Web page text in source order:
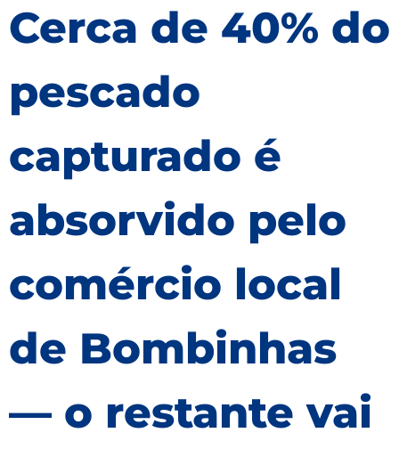
Cerca de 40% do
pescado
capturado é
absorvido pelo
comércio local
de Bombinhas
— o restante vai